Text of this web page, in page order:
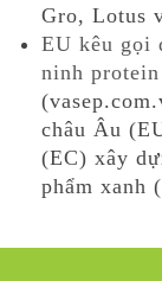
Gro, Lotus
EU kêu gọi
ninh
châu Âu
(EC) xây
phẩm xanh